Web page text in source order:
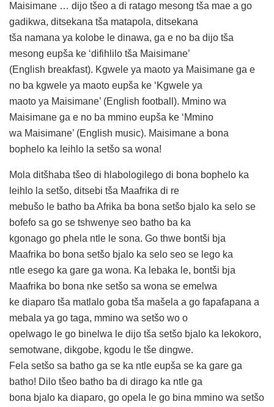
Maisimane … dijo tšeo a di ratago mesong tša mae a go
gadikwa, ditsekana tša matapola, ditsekana
tša namana ya kolobe le dinawa, ga e no ba dijo tša
mesong eupša ke ‘difihlilo tša Maisimane’
(English breakfast). Kgwele ya maoto ya Maisimane ga e
no ba kgwele ya maoto eupša ke ‘Kgwele ya
maoto ya Maisimane’ (English football). Mmino wa
Maisimane ga e no ba mmino eupša ke ‘Mmino
wa Maisimane’ (English music). Maisimane a bona
bophelo ka leihlo la setšo sa wona!
Mola ditšhaba tšeo di hlabologilego di bona bophelo ka
leihlo la setšo, ditsebi tša Maafrika di re
mebušo le batho ba Afrika ba bona setšo bjalo ka selo se
bofefo sa go se tshwenye seo batho ba ka
kgonago go phela ntle le sona. Go thwe bontši bja
Maafrika bo bona setšo bjalo ka selo seo se lego ka
ntle esego ka gare ga wona. Ka lebaka le, bontši bja
Maafrika bo bona nke setšo sa wona se emelwa
ke diaparo tša matlalo goba tša mašela a go fapafapana a
mebala ya go taga, mmino wa setšo wo o
opelwago le go binelwa le dijo tša setšo bjalo ka lekokoro,
semotwane, dikgobe, kgodu le tše dingwe.
Fela setšo sa batho ga se ka ntle eupša se ka gare ga
batho! Dilo tšeo batho ba di dirago ka ntle ga
bona bjalo ka diaparo, go opela le go bina mmino wa setšo